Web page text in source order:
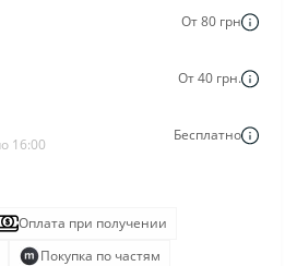
От 80 грн
От 40 грн.
16:00
Бесплатно
Оплата при получении
Покупка по частям